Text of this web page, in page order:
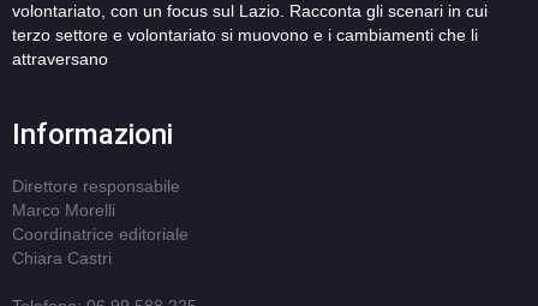
volontariato, con un focus sul Lazio. Racconta gli scenari in cui
terzo settore e volontariato si muovono e i cambiamenti che li
attraversano
Informazioni
Direttore responsabile
Marco Morelli
Coordinatrice editoriale
Chiara Castri